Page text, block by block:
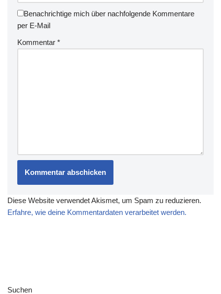
Benachrichtige mich über nachfolgende Kommentare
per E-Mail
Kommentar *
Diese Website verwendet Akismet, um Spam zu reduzieren.
Erfahre, wie deine Kommentardaten verarbeitet werden.
Suchen